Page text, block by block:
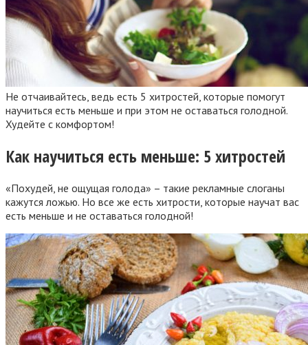
Не отчаивайтесь, ведь есть 5 хитростей, которые помогут
научиться есть меньше и при этом не оставаться голодной.
Худейте с комфортом!
Как научиться есть меньше: 5 хитростей
«Похудей, не ощущая голода» – такие рекламные слоганы
кажутся ложью. Но все же есть хитрости, которые научат вас
есть меньше и не оставаться голодной!